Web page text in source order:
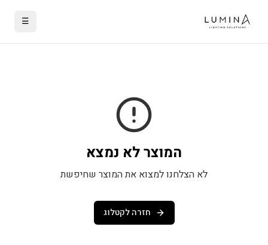
☰
המוצר לא נמצא
לא הצלחנו למצוא את המוצר שחיפשת
חזרה לקטלוג